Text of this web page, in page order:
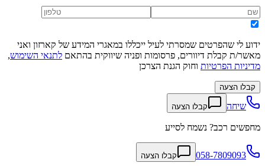
ידוע לי שהפרטים שמסרתי לעיל ייכללו במאגרי המידע של קארזון ואני
מאשר/ת קבלת דיוורים, פרסומות ופניה שיווקית בהתאם לתנאי השימוש,
מדיניות הפרטיות וחוק הגנת הצרכן
קבלו הצעה
שיחה קבלו הצעה
מחפשים רכב? נשמח לסייע
058-7809093 קבלו הצעה